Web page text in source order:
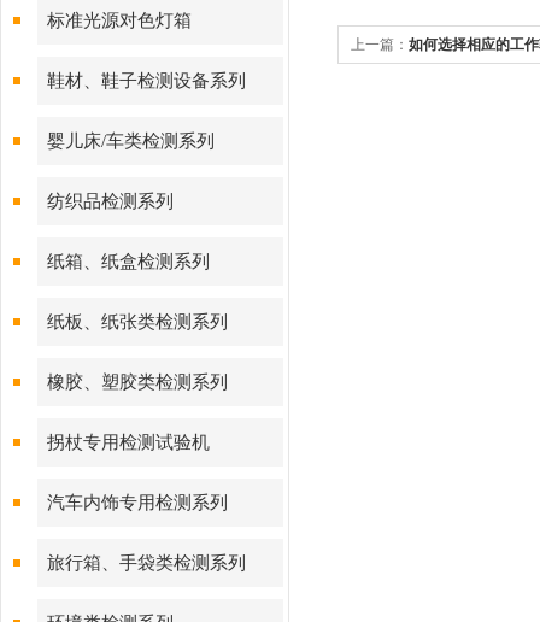
标准光源对色灯箱
鞋材、鞋子检测设备系列
婴儿床/车类检测系列
纺织品检测系列
纸箱、纸盒检测系列
纸板、纸张类检测系列
橡胶、塑胶类检测系列
拐杖专用检测试验机
汽车内饰专用检测系列
旅行箱、手袋类检测系列
上一篇： 如何选择相应的工